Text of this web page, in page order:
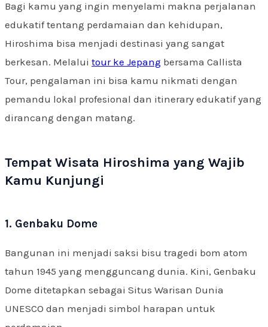
Bagi kamu yang ingin menyelami makna perjalanan
edukatif tentang perdamaian dan kehidupan,
Hiroshima bisa menjadi destinasi yang sangat
berkesan. Melalui tour ke Jepang bersama Callista
Tour, pengalaman ini bisa kamu nikmati dengan
pemandu lokal profesional dan itinerary edukatif yang
dirancang dengan matang.
Tempat Wisata Hiroshima yang Wajib
Kamu Kunjungi
1. Genbaku Dome
Bangunan ini menjadi saksi bisu tragedi bom atom
tahun 1945 yang mengguncang dunia. Kini, Genbaku
Dome ditetapkan sebagai Situs Warisan Dunia
UNESCO dan menjadi simbol harapan untuk